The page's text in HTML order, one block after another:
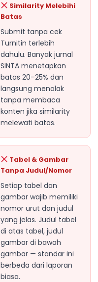
Similarity Melebihi
Batas
Submit tanpa cek
Turnitin terlebih
dahulu. Banyak jurnal
SINTA menetapkan
batas 20–25% dan
langsung menolak
tanpa membaca
konten jika similarity
melewati batas.
Tabel & Gambar
Tanpa Judul/Nomor
Setiap tabel dan
gambar wajib memiliki
nomor urut dan judul
yang jelas. Judul tabel
di atas tabel, judul
gambar di bawah
gambar — standar ini
berbeda dari laporan
biasa.